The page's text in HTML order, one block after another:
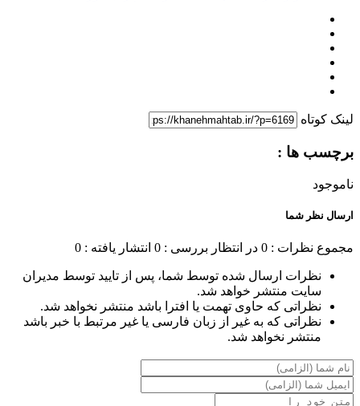
لینک کوتاه
برچسب ها :
ناموجود
ارسال نظر شما
مجموع نظرات : 0 در انتظار بررسی : 0 انتشار یافته : 0
نظرات ارسال شده توسط شما، پس از تایید توسط مدیران
سایت منتشر خواهد شد.
نظراتی که حاوی تهمت یا افترا باشد منتشر نخواهد شد.
نظراتی که به غیر از زبان فارسی یا غیر مرتبط با خبر باشد
منتشر نخواهد شد.